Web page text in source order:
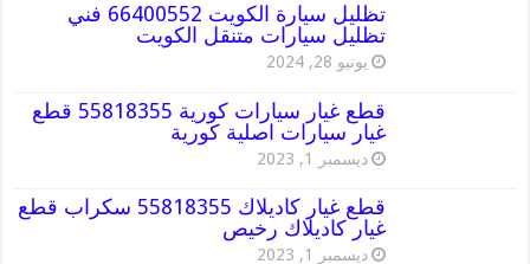
تظليل سيارة الكويت 66400552 فني
تظليل سيارات متنقل الكويت
يونيو 28, 2024
قطع غيار سيارات كورية 55818355 قطع
غيار سيارات اصلية كورية
ديسمبر 1, 2023
قطع غيار كاديلاك 55818355 سكراب قطع
غيار كاديلاك رخيص
ديسمبر 1, 2023